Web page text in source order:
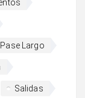
Pase Largo
Salidas